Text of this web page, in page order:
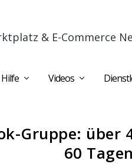
& E-Commerce
Hilfe Videos
Gruppe:
60